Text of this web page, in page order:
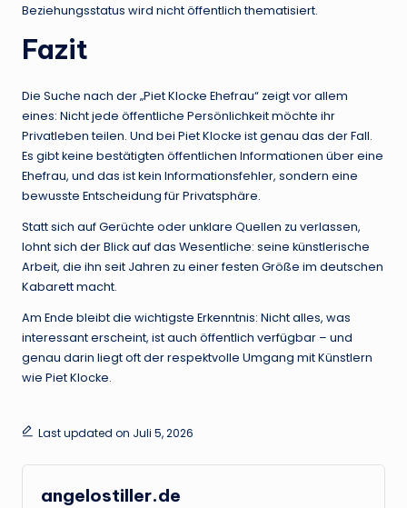
Beziehungsstatus wird nicht öffentlich thematisiert.
Fazit
Die Suche nach der „Piet Klocke Ehefrau“ zeigt vor allem
eines: Nicht jede öffentliche Persönlichkeit möchte ihr
Privatleben teilen. Und bei Piet Klocke ist genau das der Fall.
Es gibt keine bestätigten öffentlichen Informationen über eine
Ehefrau, und das ist kein Informationsfehler, sondern eine
bewusste Entscheidung für Privatsphäre.
Statt sich auf Gerüchte oder unklare Quellen zu verlassen,
lohnt sich der Blick auf das Wesentliche: seine künstlerische
Arbeit, die ihn seit Jahren zu einer festen Größe im deutschen
Kabarett macht.
Am Ende bleibt die wichtigste Erkenntnis: Nicht alles, was
interessant erscheint, ist auch öffentlich verfügbar – und
genau darin liegt oft der respektvolle Umgang mit Künstlern
wie Piet Klocke.
Last updated on Juli 5, 2026
angelostiller.de